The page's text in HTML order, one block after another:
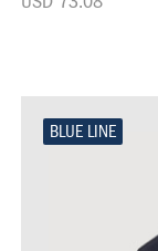
BLUE LINE